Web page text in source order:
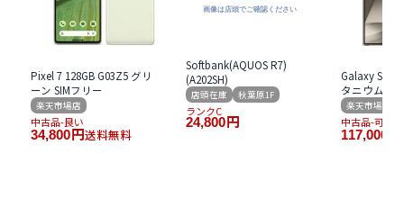
Pixel 7 128GB G03Z5 グリ
ーン SIMフリー
楽天市場店
中古品-良い
34,800 円送料無料
Softbank(AQUOS R7)
(A202SH)
店頭在庫 秋葉原1F
ランクC
24,800 円
Galaxy S24
タニウム グ
楽天市場店
中古品-可
117,000